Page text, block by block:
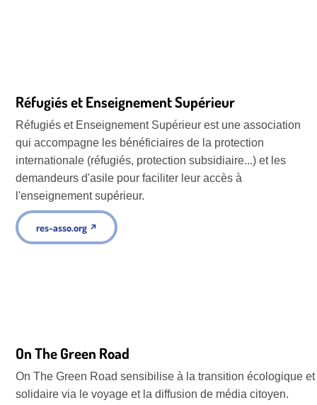
Réfugiés et Enseignement Supérieur
Réfugiés et Enseignement Supérieur est une association
qui accompagne les bénéficiaires de la protection
internationale (réfugiés, protection subsidiaire...) et les
demandeurs d'asile pour faciliter leur accès à
l'enseignement supérieur.
res-asso.org ↗
On The Green Road
On The Green Road sensibilise à la transition écologique et
solidaire via le voyage et la diffusion de média citoyen.